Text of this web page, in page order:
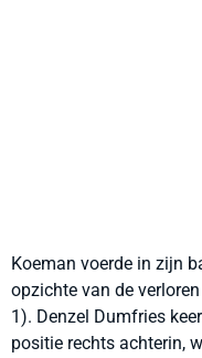
Koeman voerde in zijn
opzichte van de
1). Denzel Dumfries
positie rechts achterin,